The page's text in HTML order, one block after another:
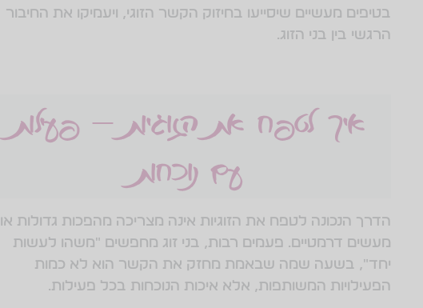
בטיפים מעשיים שיסייעו בחיזוק הקשר הזוגי, ויעמיקו את החיבור
הרגשי בין בני הזוג.
איך לטפח את הזוגיות – פעילות
עם נוכחות
הדרך הנכונה לטפח את הזוגיות אינה מצריכה מהפכות גדולות או
מעשים דרמטיים. פעמים רבות, בני זוג מחפשים "משהו לעשות
יחד", בשעה שמה שבאמת מחזק את הקשר הוא לא כמות
הפעילויות המשותפות, אלא איכות הנוכחות בכל פעילות.